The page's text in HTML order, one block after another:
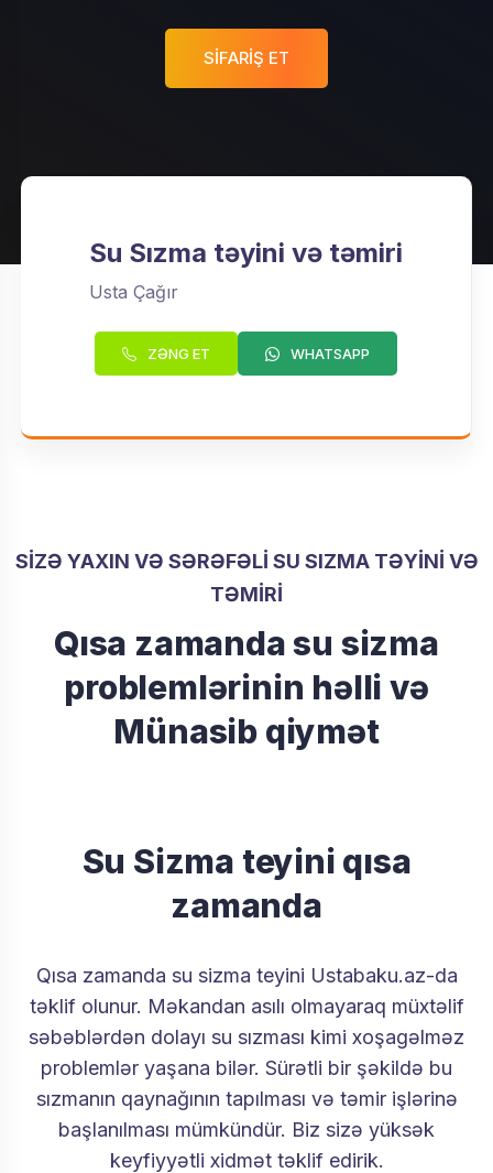
SIFARIŞ ET
Su Sızma təyini və təmiri
Usta Çağır
ZƏNG ET WHATSAPP
SIZƏ YAXIN VƏ SƏRƏFƏLI SU SIZMA TƏYINI VƏ
TƏMIRI
Qısa zamanda su sizma
problemlərinin həlli və
Münasib qiymət
Su Sizma teyini qısa
zamanda
Qısa zamanda su sizma teyini Ustabaku.az-da
təklif olunur. Məkandan asılı olmayaraq müxtəlif
səbəblərdən dolayı su sızması kimi xoşagəlməz
problemlər yaşana bilər. Sürətli bir şəkildə bu
sızmanın qaynağının tapılması və təmir işlərinə
başlanılması mümkündür. Biz sizə yüksək
keyfiyyətli xidmət təklif edirik.